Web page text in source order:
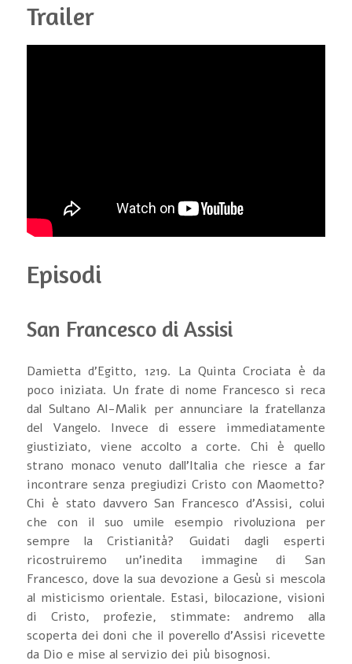
Trailer
Episodi
San Francesco di Assisi
Damietta d'Egitto, 1219. La Quinta Crociata è da
poco iniziata. Un frate di nome Francesco si reca
dal Sultano Al-Malik per annunciare la fratellanza
del Vangelo. Invece di essere immediatamente
giustiziato, viene accolto a corte. Chi è quello
strano monaco venuto dall'Italia che riesce a far
incontrare senza pregiudizi Cristo con Maometto?
Chi è stato davvero San Francesco d'Assisi, colui
che con il suo umile esempio rivoluziona per
sempre la Cristianità? Guidati dagli esperti
ricostruiremo un'inedita immagine di San
Francesco, dove la sua devozione a Gesù si mescola
al misticismo orientale. Estasi, bilocazione, visioni
di Cristo, profezie, stimmate: andremo alla
scoperta dei doni che il poverello d'Assisi ricevette
da Dio e mise al servizio dei più bisognosi.